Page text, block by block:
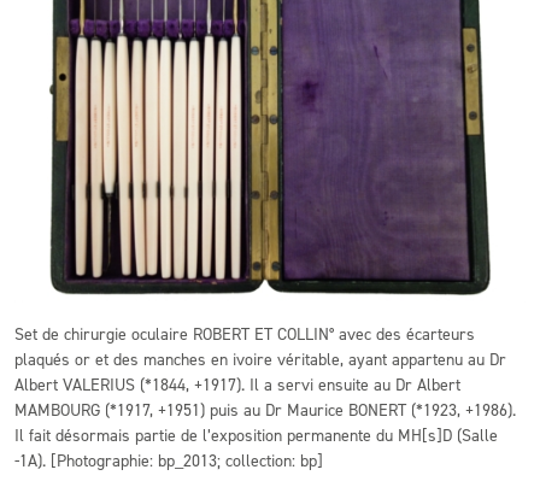
Set de chirurgie oculaire ROBERT ET COLLIN° avec des écarteurs
plaqués or et des manches en ivoire véritable, ayant appartenu au Dr
Albert VALERIUS (*1844, +1917). Il a servi ensuite au Dr Albert
MAMBOURG (*1917, +1951) puis au Dr Maurice BONERT (*1923, +1986).
Il fait désormais partie de l’exposition permanente du MH[s]D (Salle
-1A). [Photographie: bp_2013; collection: bp]